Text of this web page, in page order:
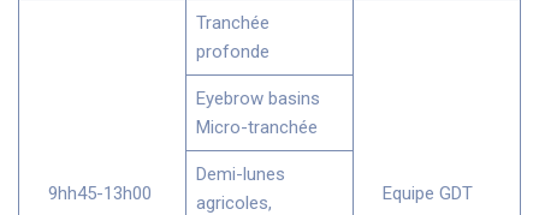
9hh45-13h00
Tranchée
profonde
Equipe GDT
Eyebrow basins
Micro-tranchée
Demi-lunes
agricoles,